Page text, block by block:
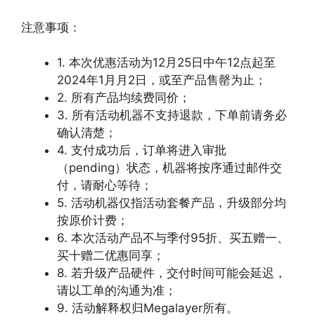
注意事项：
1. 本次优惠活动为12月25日中午12点起至
2024年1月月2日，或至产品售罄为止；
2. 所有产品均续费同价；
3. 所有活动机器不支持退款，下单前请务必
确认清楚；
4. 支付成功后，订单将进入审批
（pending）状态，机器将按序通过邮件交
付，请耐心等待；
5. 活动机器仅指活动套餐产品，升级部分均
按原价计费；
6. 本次活动产品不与季付95折、买五赠一、
买十赠二优惠同享；
8. 若升级产品硬件，交付时间可能会延迟，
请以工单的沟通为准；
9. 活动解释权归Megalayer所有。